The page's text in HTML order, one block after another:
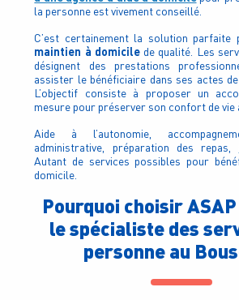
la personne est vivement conseillé.
C’est certainement la solution parfaite
maintien à domicilede qualité. Les
désignent des prestations
assister le bénéficiaire dans ses actes
L’objectif consiste à proposer un
mesure pour préserver son confort de vie
Aide à l’autonomie,
administrative, préparation des repas,
Autant de services possibles pour
domicile.
Pourquoi choisir
le spécialiste des
personne au